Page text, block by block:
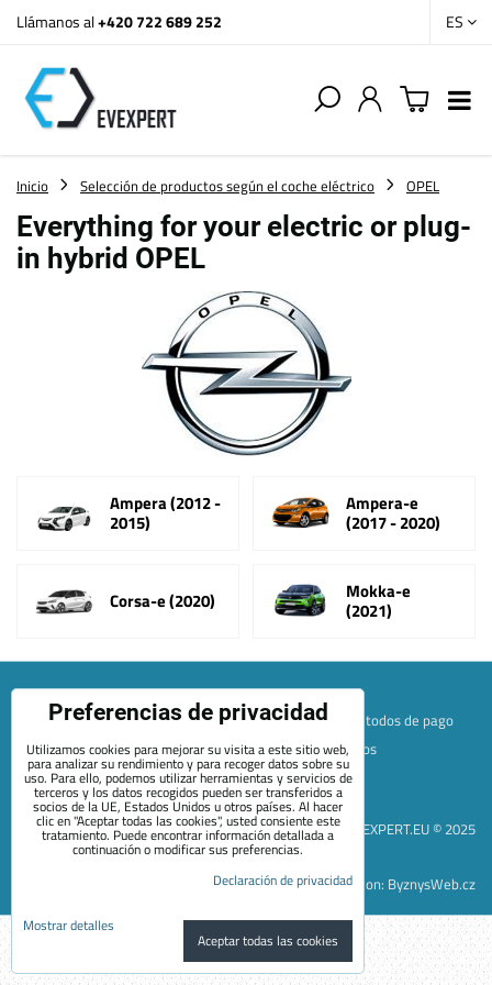
Llámanos al+420 722 689 252 ES
Inicio Selección de productos según el coche eléctrico OPEL
Everything for your electric or plug-
in hybrid OPEL
Ampera (2012 -
2015)
Ampera-e
(2017 - 2020)
Corsa-e (2020) Mokka-e
(2021)
Mapa de la página web Términos y condiciones
Métodos de pago
Envío y devolución
+420 722 689 252
Quiénes somos
Contacto
Blog
Preferencias de privacidad
Declaración de privacidad
EVEXPERT.EU © 2025
Sitio web creado con: ByznysWeb.cz
Preferencias de privacidad
Utilizamos cookies para mejorar su visita a este sitio web,
para analizar su rendimiento y para recoger datos sobre su
uso. Para ello, podemos utilizar herramientas y servicios de
terceros y los datos recogidos pueden ser transferidos a
socios de la UE, Estados Unidos u otros países. Al hacer
clic en "Aceptar todas las cookies", usted consiente este
tratamiento. Puede encontrar información detallada a
continuación o modificar sus preferencias.
Declaración de privacidad
Mostrar detalles
Aceptar todas las cookies